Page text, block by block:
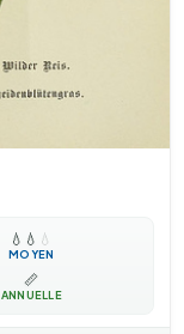
💧 💧 💧
MOYEN
📏
ANNUELLE